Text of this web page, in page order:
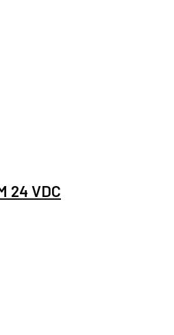
24 VDC